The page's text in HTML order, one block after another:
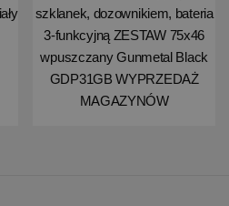
szklanek, dozownikiem, bateria
3-funkcyjną ZESTAW 75x46
wpuszczany Gunmetal Black
GDP31GB WYPRZEDAŻ
MAGAZYNÓW